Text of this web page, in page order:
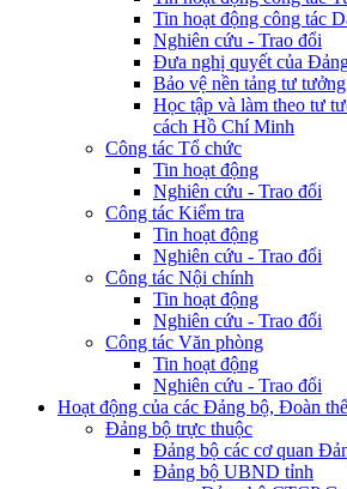
Tin hoạt động công tác
Nghiên cứu - Trao đổi
Đưa nghị quyết của
Bảo vệ nền tảng tư
Học tập và làm theo tư
cách Hồ Chí Minh
Công tác Tổ chức
Tin hoạt động
Nghiên cứu - Trao đổi
Công tác Kiểm tra
Tin hoạt động
Nghiên cứu - Trao đổi
Công tác Nội chính
Tin hoạt động
Nghiên cứu - Trao đổi
Công tác Văn phòng
Tin hoạt động
Nghiên cứu - Trao đổi
Hoạt động của các Đảng bộ, Đoàn thể
Đảng bộ trực thuộc
Đảng bộ các cơ quan
Đảng bộ UBND tỉnh